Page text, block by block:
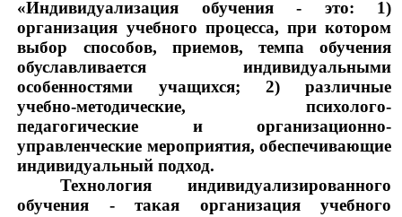
«Индивидуализация обучения - это: 1)
организация учебного процесса, при котором
выбор способов, приемов, темпа обучения
обуславливается индивидуальными
особенностями учащихся; 2) различные
учебно-методические, психолого-
педагогические и организационно-
управленческие мероприятия, обеспечивающие
индивидуальный подход.
Технология индивидуализированного
обучения - такая организация учебного